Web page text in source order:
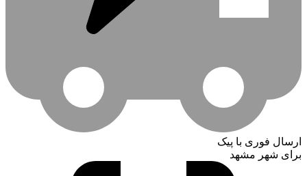
ارسال فوری با پیک
برای شهر مشهد